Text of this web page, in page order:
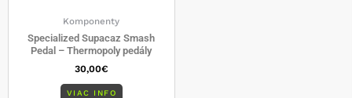
Komponenty
Specialized Supacaz Smash
Pedal – Thermopoly pedály
30,00€
VIAC INFO